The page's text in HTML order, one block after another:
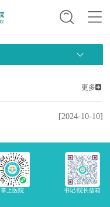
更多
[2024-10-10]
掌上医院 书记/院长信箱